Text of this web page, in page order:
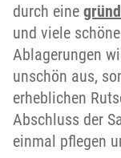
durch eine
und viele
Ablagerungen
unschön aus,
erheblichen
Abschluss der
einmal pflegen